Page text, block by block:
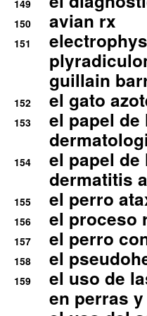
149
150 avian rx
151
guillain
152 el gato
153
el papel de
154
el papel de
dermatitis
155 el perro
156 el proceso
157 el perro
158 el
159
el uso de
en perras